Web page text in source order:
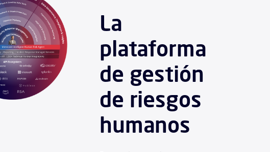
La
plataforma
de gestión
de riesgos
humanos